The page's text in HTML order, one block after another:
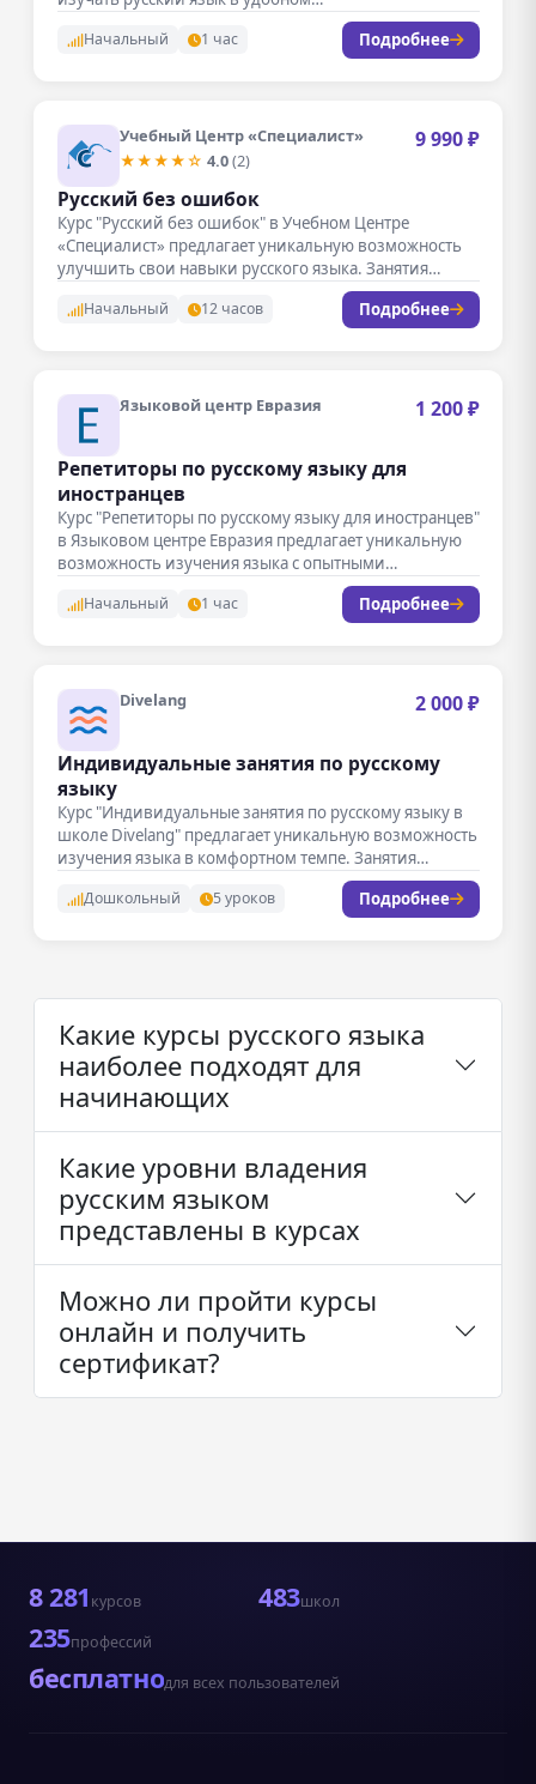
Начальный 1 час Подробнее
Учебный Центр «Специалист»
★★★★☆ 4.0(2)
9 990 ₽
Русский без ошибок
Курс "Русский без ошибок" в Учебном Центре
«Специалист» предлагает уникальную возможность
улучшить свои навыки русского языка. Занятия
Начальный 12 часов Подробнее
Языковой центр Евразия 1 200 ₽
Репетиторы по русскому языку для
иностранцев
Курс "Репетиторы по русскому языку для иностранцев"
в Языковом центре Евразия предлагает уникальную
возможность изучения языка с опытными…
Начальный 1 час Подробнее
Divelang 2 000 ₽
Индивидуальные занятия по русскому
языку
Курс "Индивидуальные занятия по русскому языку в
школе Divelang" предлагает уникальную возможность
изучения языка в комфортном темпе. Занятия…
Дошкольный 5 уроков Подробнее
Какие курсы русского языка
наиболее подходят для
начинающих
Какие уровни владения
русским языком
представлены в курсах
Можно ли пройти курсы
онлайн и получить
сертификат?
8 281 курсов 483школ
235профессий
бесплатнодля всех пользователей